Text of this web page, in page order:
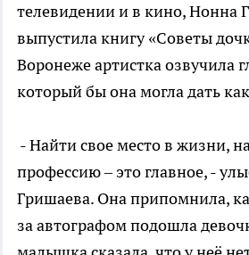
телевидении и в кино, Нонна
выпустила книгу «Советы
Воронеже артистка озвучила
который бы она могла дать
- Найти свое место в жизни,
профессию – это главное, -
Гришаева. Она припомнила,
за автографом подошла